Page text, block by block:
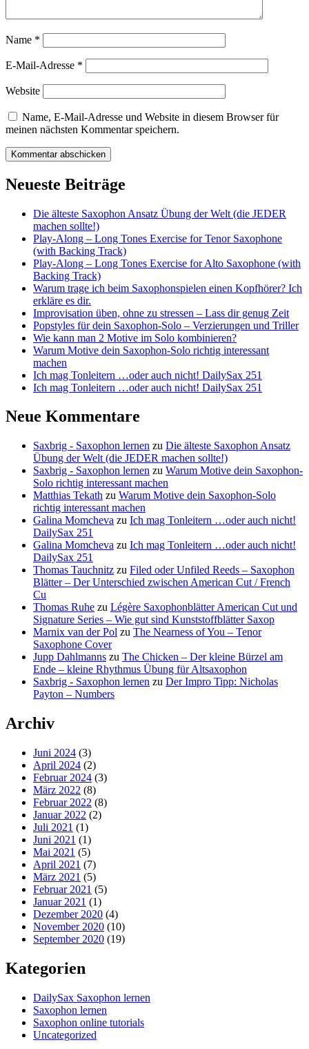
Name *
E-Mail-Adresse *
Website
Name, E-Mail-Adresse und Website in diesem Browser für
meinen nächsten Kommentar speichern.
Neueste Beiträge
Die älteste Saxophon Ansatz Übung der Welt (die JEDER
machen sollte!)
Play-Along – Long Tones Exercise for Tenor Saxophone
(with Backing Track)
Play-Along – Long Tones Exercise for Alto Saxophone (with
Backing Track)
Warum trage ich beim Saxophonspielen einen Kopfhörer? Ich
erkläre es dir.
Improvisation üben, ohne zu stressen – Lass dir genug Zeit
Popstyles für dein Saxophon-Solo – Verzierungen und Triller
Wie kann man 2 Motive im Solo kombinieren?
Warum Motive dein Saxophon-Solo richtig interessant
machen
Ich mag Tonleitern …oder auch nicht! DailySax 251
Ich mag Tonleitern …oder auch nicht! DailySax 251
Neue Kommentare
Saxbrig - Saxophon lernen zu Die älteste Saxophon Ansatz
Übung der Welt (die JEDER machen sollte!)
Saxbrig - Saxophon lernen zu Warum Motive dein Saxophon-
Solo richtig interessant machen
Matthias Tekath zu Warum Motive dein Saxophon-Solo
richtig interessant machen
Galina Momcheva zu Ich mag Tonleitern …oder auch nicht!
DailySax 251
Galina Momcheva zu Ich mag Tonleitern …oder auch nicht!
DailySax 251
Thomas Tauchnitz zu Filed oder Unfiled Reeds – Saxophon
Blätter – Der Unterschied zwischen American Cut / French
Cu
Thomas Ruhe zu Légère Saxophonblätter American Cut und
Signature Series – Wie gut sind Kunststoffblätter Saxop
Marnix van der Pol zu The Nearness of You – Tenor
Saxophone Cover
Jupp Dahlmanns zu The Chicken – Der kleine Bürzel am
Ende – kleine Rhythmus Übung für Altsaxophon
Saxbrig - Saxophon lernen zu Der Impro Tipp: Nicholas
Payton – Numbers
Archiv
Juni 2024 (3)
April 2024 (2)
Februar 2024 (3)
März 2022 (8)
Februar 2022 (8)
Januar 2022 (2)
Juli 2021 (1)
Juni 2021 (1)
Mai 2021 (5)
April 2021 (7)
März 2021 (5)
Februar 2021 (5)
Januar 2021 (1)
Dezember 2020 (4)
November 2020 (10)
September 2020 (19)
Kategorien
DailySax Saxophon lernen
Saxophon lernen
Saxophon online tutorials
Uncategorized